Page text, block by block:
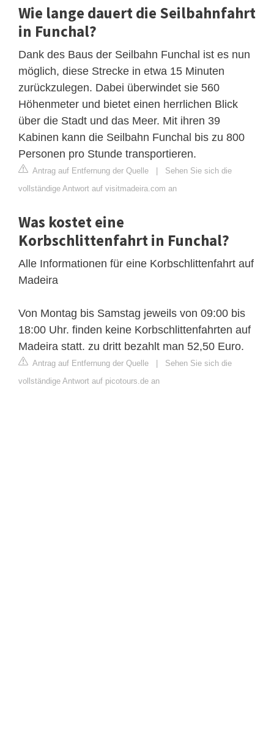
Wie lange dauert die Seilbahnfahrt
in Funchal?
Dank des Baus der Seilbahn Funchal ist es nun
möglich, diese Strecke in etwa 15 Minuten
zurückzulegen. Dabei überwindet sie 560
Höhenmeter und bietet einen herrlichen Blick
über die Stadt und das Meer. Mit ihren 39
Kabinen kann die Seilbahn Funchal bis zu 800
Personen pro Stunde transportieren.
Antrag auf Entfernung der Quelle | Sehen Sie sich die
vollständige Antwort auf visitmadeira.com an
Was kostet eine
Korbschlittenfahrt in Funchal?
Alle Informationen für eine Korbschlittenfahrt auf
Madeira
Von Montag bis Samstag jeweils von 09:00 bis
18:00 Uhr. finden keine Korbschlittenfahrten auf
Madeira statt. zu dritt bezahlt man 52,50 Euro.
Antrag auf Entfernung der Quelle | Sehen Sie sich die
vollständige Antwort auf picotours.de an